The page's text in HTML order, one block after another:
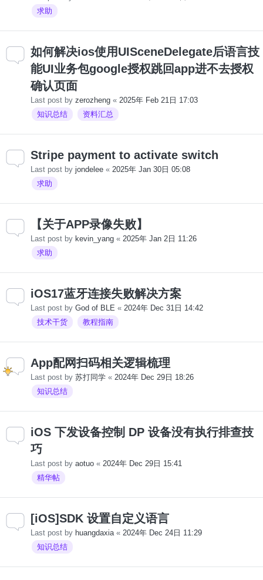
求助
如何解决ios使用UISceneDelegate后语言技
能UI业务包google授权跳回app进不去授权
确认页面
Last post by zerozheng « 2025年 Feb 21日 17:03
知识总结
资料汇总
Stripe payment to activate switch
Last post by jondelee « 2025年 Jan 30日 05:08
求助
【关于APP录像失败】
Last post by kevin_yang « 2025年 Jan 2日 11:26
求助
iOS17蓝牙连接失败解决方案
Last post by God of BLE « 2024年 Dec 31日 14:42
技术干货
教程指南
App配网扫码相关逻辑梳理
Last post by 苏打同学 « 2024年 Dec 29日 18:26
知识总结
iOS 下发设备控制 DP 设备没有执行排查技
巧
Last post by aotuo « 2024年 Dec 29日 15:41
精华帖
[iOS]SDK 设置自定义语言
Last post by huangdaxia « 2024年 Dec 24日 11:29
知识总结